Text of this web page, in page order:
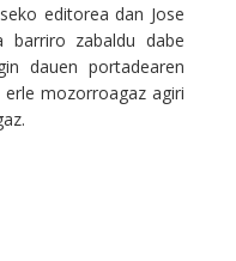
editorea dan Jose
barriro zabaldu dabe
dauen portadearen
mozorroagaz agiri